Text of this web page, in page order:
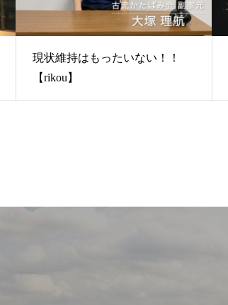
現状維持はもったいない！！
【rikou】